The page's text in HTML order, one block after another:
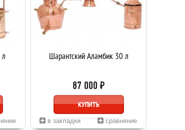
Шарантский Аламбик 30 л
87 000 ₽
КУПИТЬ
в закладки сравнение